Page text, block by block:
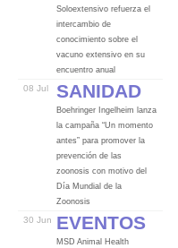
Soloextensivo refuerza el
intercambio de
conocimiento sobre el
vacuno extensivo en su
encuentro anual
08 Jul
Sanidad
Boehringer Ingelheim lanza
la campaña “Un momento
antes” para promover la
prevención de las
zoonosis con motivo del
Día Mundial de la
Zoonosis
30 Jun
Eventos
MSD Animal Health